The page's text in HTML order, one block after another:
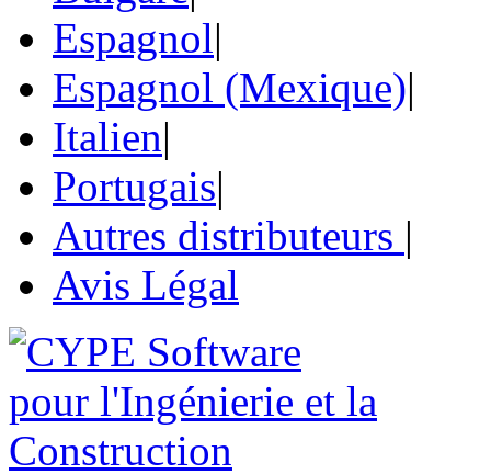
Espagnol|
Espagnol (Mexique)|
Italien|
Portugais|
Autres distributeurs |
Avis Légal